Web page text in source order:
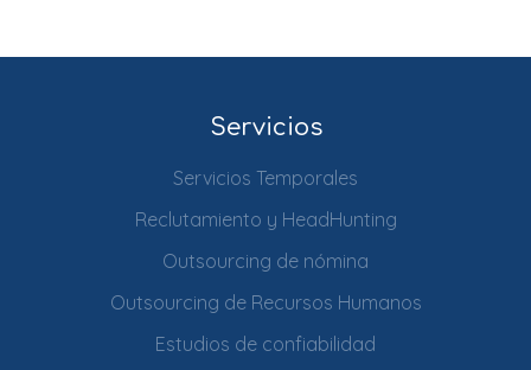
Servicios
Servicios Temporales
Reclutamiento y HeadHunting
Outsourcing de nómina
Outsourcing de Recursos Humanos
Estudios de confiabilidad